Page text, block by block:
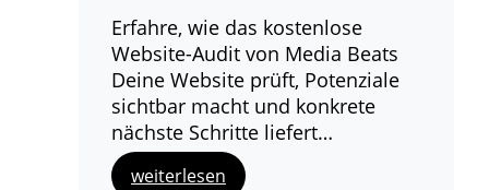
Erfahre, wie das kostenlose
Website-Audit von Media Beats
Deine Website prüft, Potenziale
sichtbar macht und konkrete
nächste Schritte liefert…
weiterlesen